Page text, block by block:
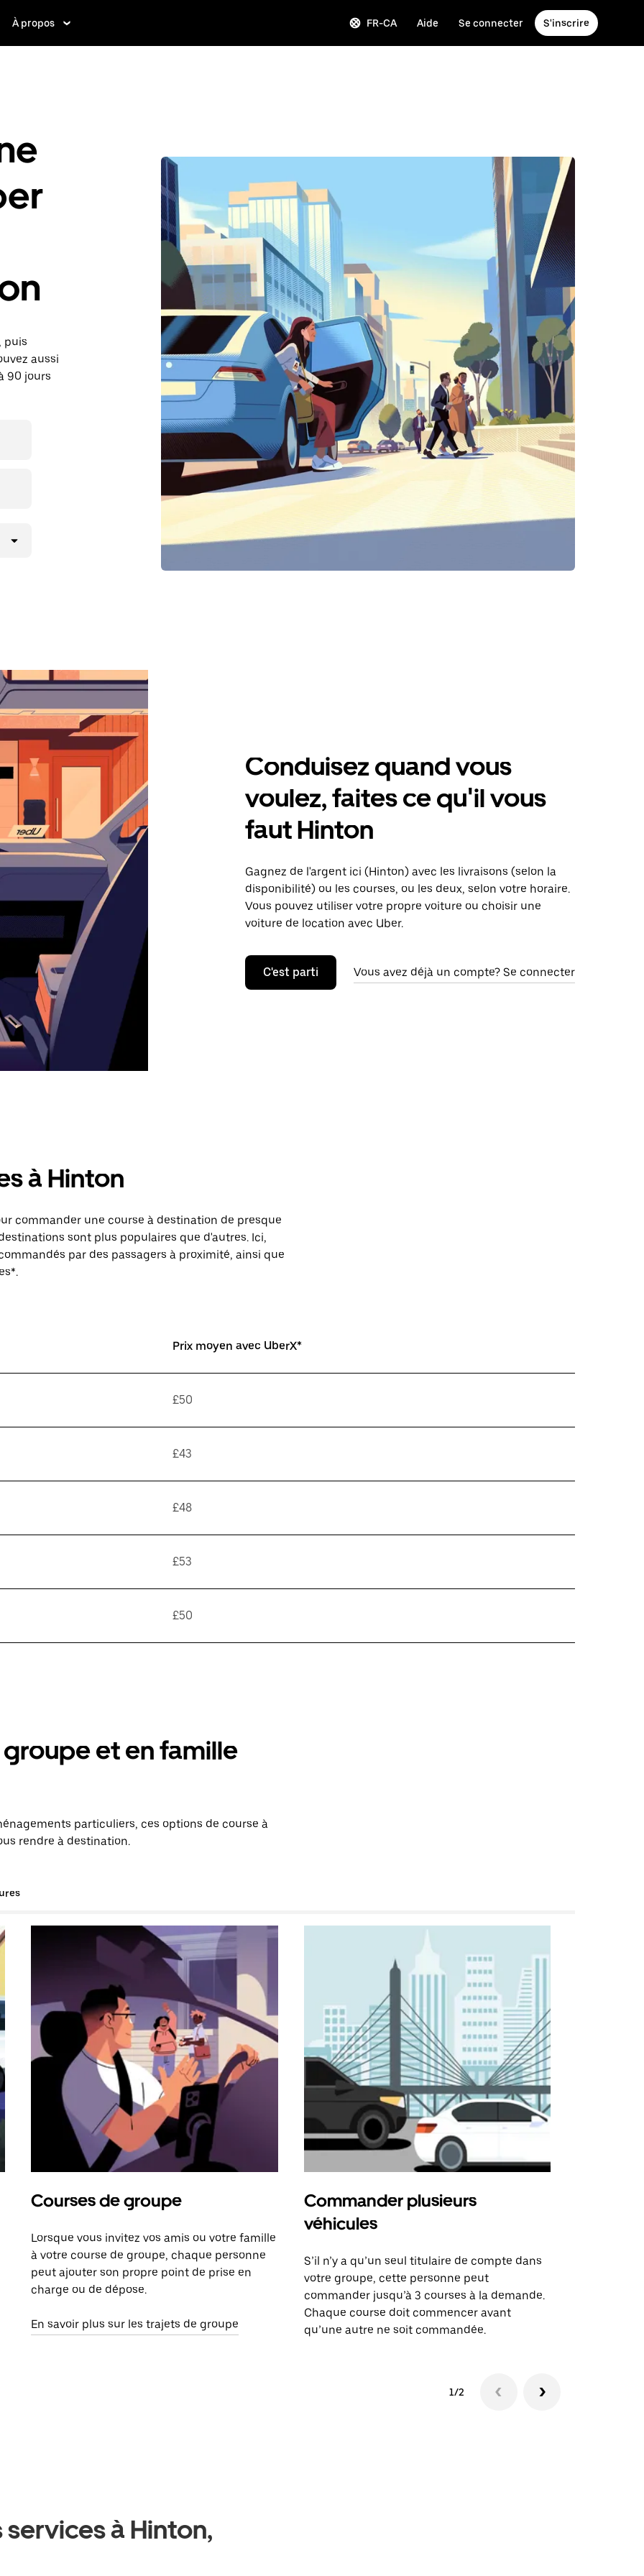
À propos FR-CA Aide Se connecter S'inscrire
puis
aussi
90 jours
Conduisez quand vous
voulez, faites ce qu'il vous
faut Hinton
Gagnez de l'argent ici (Hinton) avec les livraisons (selon la
disponibilité) ou les courses, ou les deux, selon votre horaire.
Vous pouvez utiliser votre propre voiture ou choisir une
voiture de location avec Uber.
C'est parti Vous avez déjà un compte? Se connecter
à Hinton
commander une course à destination de presque
sont plus populaires que d'autres. Ici,
par des passagers à proximité, ainsi que
Prix moyen avec UberX*
£50
£43
£48
£53
£50
et en famille
particuliers, ces options de course à
rendre à destination.
Courses de groupe
Lorsque vous invitez vos amis ou votre famille
à votre course de groupe, chaque personne
peut ajouter son propre point de prise en
charge ou de dépose.
En savoir plus sur les trajets de groupe
Commander plusieurs
véhicules
S’il n’y a qu’un seul titulaire de compte dans
votre groupe, cette personne peut
commander jusqu’à 3 courses à la demande.
Chaque course doit commencer avant
qu’une autre ne soit commandée.
1/2
à Hinton,